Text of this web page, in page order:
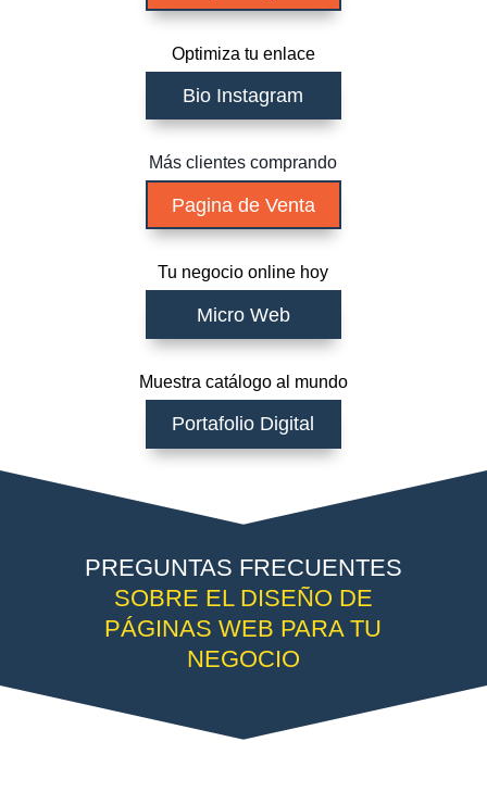
Optimiza tu enlace
Bio Instagram
Más clientes comprando
Pagina de Venta
Tu negocio online hoy
Micro Web
Muestra catálogo al mundo
Portafolio Digital
PREGUNTAS FRECUENTES
SOBRE EL DISEÑO DE
PÁGINAS WEB PARA TU
NEGOCIO